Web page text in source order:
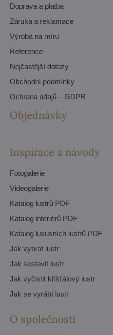
Doprava a platba
Záruka a reklamace
Výroba na míru
Reference
Nejčastější dotazy
Obchodní podmínky
Ochrana údajů – GDPR
Objednávky
Inspirace a návody
Fotogalerie
Videogalerie
Katalog lustrů PDF
Katalog interiérů PDF
Katalog luxusních lustrů PDF
Jak vybrat lustr
Jak sestavit lustr
Jak vyčistit křišťálový lustr
Jak se vyrábí lustr
O společnosti